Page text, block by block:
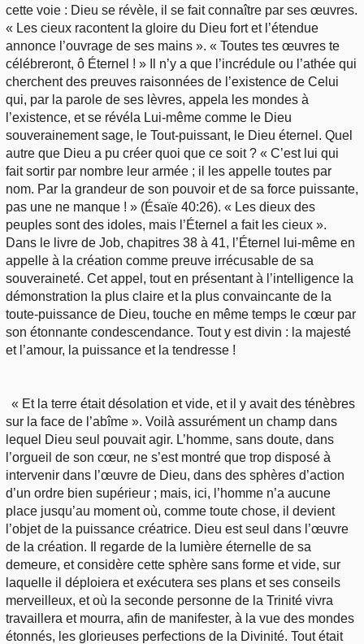
cette voie : Dieu se révèle, il se fait connaître par ses œuvres.
« Les cieux racontent la gloire du Dieu fort et l’étendue
annonce l’ouvrage de ses mains ». « Toutes tes œuvres te
célébreront, ô Éternel ! » Il n’y a que l’incrédule ou l’athée qui
cherchent des preuves raisonnées de l’existence de Celui
qui, par la parole de ses lèvres, appela les mondes à
l’existence, et se révéla Lui-même comme le Dieu
souverainement sage, le Tout-puissant, le Dieu éternel. Quel
autre que Dieu a pu créer quoi que ce soit ? « C’est lui qui
fait sortir par nombre leur armée ; il les appelle toutes par
nom. Par la grandeur de son pouvoir et de sa force puissante,
pas une ne manque ! » (Ésaïe 40:26). « Les dieux des
peuples sont des idoles, mais l’Éternel a fait les cieux ».
Dans le livre de Job, chapitres 38 à 41, l’Éternel lui-même en
appelle à la création comme preuve irrécusable de sa
souveraineté. Cet appel, tout en présentant à l’intelligence la
démonstration la plus claire et la plus convaincante de la
toute-puissance de Dieu, touche en même temps le cœur par
son étonnante condescendance. Tout y est divin : la majesté
et l’amour, la puissance et la tendresse !
« Et la terre était désolation et vide, et il y avait des ténèbres
sur la face de l’abîme ». Voilà assurément un champ dans
lequel Dieu seul pouvait agir. L’homme, sans doute, dans
l’orgueil de son cœur, ne s’est montré que trop disposé à
intervenir dans l’œuvre de Dieu, dans des sphères d’action
d’un ordre bien supérieur ; mais, ici, l’homme n’a aucune
place jusqu’au moment où, comme toute chose, il devient
l’objet de la puissance créatrice. Dieu est seul dans l’œuvre
de la création. Il regarde de la lumière éternelle de sa
demeure, et considère cette sphère sans forme et vide, sur
laquelle il déploiera et exécutera ses plans et ses conseils
merveilleux, et où la seconde personne de la Trinité vivra
travaillera et mourra, afin de manifester, à la vue des mondes
étonnés, les glorieuses perfections de la Divinité. Tout était